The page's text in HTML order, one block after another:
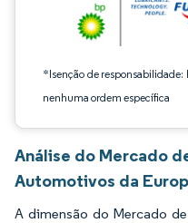
*Isenção de
nenhuma ordem específica
Análise do Mercado
Automotivos da
A dimensão do Mercado